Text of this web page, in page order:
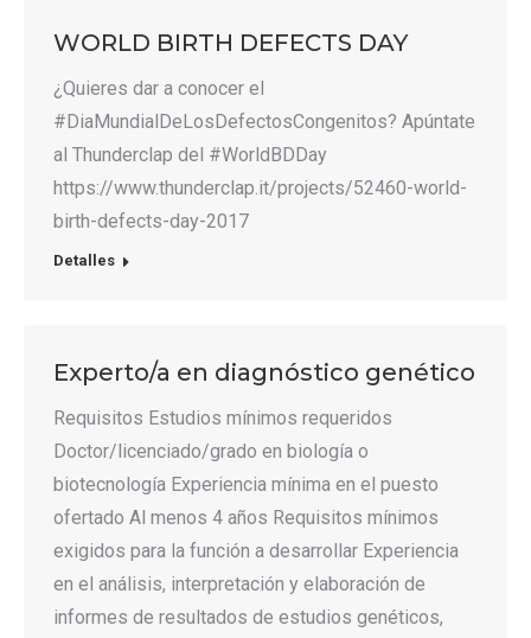
WORLD BIRTH DEFECTS DAY
¿Quieres dar a conocer el
#DiaMundialDeLosDefectosCongenitos? Apúntate
al Thunderclap del #WorldBDDay
https://www.thunderclap.it/projects/52460-world-
birth-defects-day-2017
Detalles
Experto/a en diagnóstico genético
Requisitos Estudios mínimos requeridos
Doctor/licenciado/grado en biología o
biotecnología Experiencia mínima en el puesto
ofertado Al menos 4 años Requisitos mínimos
exigidos para la función a desarrollar Experiencia
en el análisis, interpretación y elaboración de
informes de resultados de estudios genéticos,